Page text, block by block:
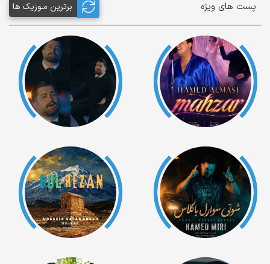
پست های ویژه برترین مـوزیک ها